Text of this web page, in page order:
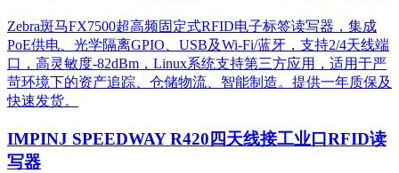
Zebra斑马FX7500超高频固定式RFID电子标签读写器，集成
PoE供电、光学隔离GPIO、USB及Wi-Fi/蓝牙，支持2/4天线端
口，高灵敏度-82dBm，Linux系统支持第三方应用，适用于严
苛环境下的资产追踪、仓储物流、智能制造。提供一年质保及
快速发货。
IMPINJ SPEEDWAY R420四天线接工业口RFID读
写器